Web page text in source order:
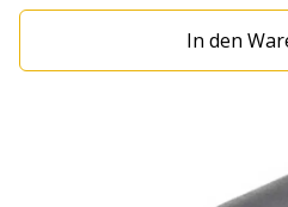
Handhabung durch griffige
Rückseite Gewicht: 0,8 kg
Material: Kunststoff
In den